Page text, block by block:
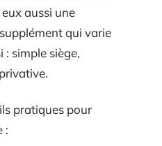
aussi une
qui varie
: simple siège,
pratiques pour
: